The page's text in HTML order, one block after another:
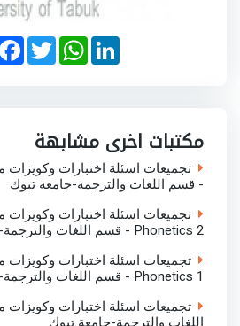
F
a
c
T
w
i
W
h
a
p
p
L
i
n
n
مكتبات اخرى مشابهة
- قسم اللغات والترجمة-جامعة تبوك
Phonetics 2 - قسم اللغات والترجمة-جامعة تبوك
Phonetics 1 - قسم اللغات والترجمة-جامعة تبوك